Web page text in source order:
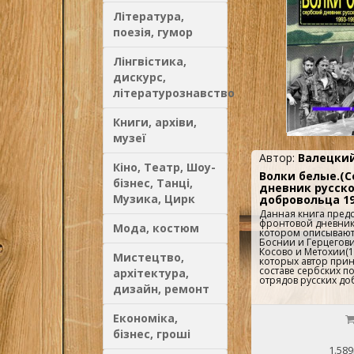
Література,
поезія, гумор
Лінгвістика,
дискурс,
літературознавство
Книги, архіви,
музеї
Кіно, Театр, Шоу-
бізнес, Танці,
Музика, Цирк
Мода, костюм
Мистецтво,
архітектура,
дизайн, ремонт
Економіка,
бізнес, гроші
независимыми
Гуськова).Босния и
трагедия трех
Гуськова).Третья
косовский вопрос
югославского
Автор:
Волки
дневник
добровольца
Данная книга
фронтовой
котором
Боснии и
Косово и
которых автор
составе сербских
отрядов русских